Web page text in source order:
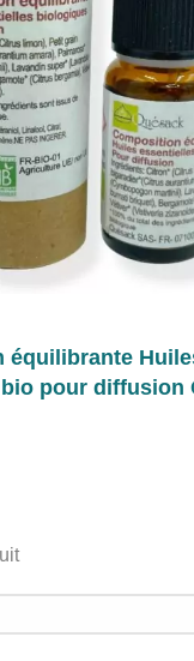
équilibrante
pour diffusion